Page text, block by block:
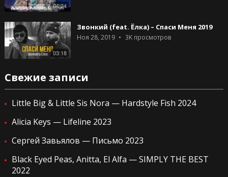
04:24
03:18
Звонкий (feat. Ёлка) – Спаси Меня 2019
Ноя 28, 2019 3Kпросмотров
Свежие записи
Little Big & Little Sis Nora — Hardstyle Fish 2024
Alicia Keys — Lifeline 2023
Сергей Завьялов — Письмо 2023
Black Eyed Peas, Anitta, El Alfa — SIMPLY THE BEST
2022